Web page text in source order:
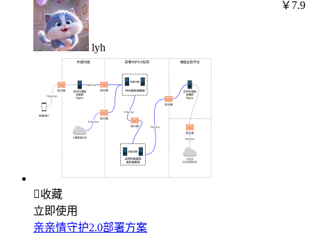
lyh
￥7.9
收藏
立即使用
亲亲情守护2.0部署方案